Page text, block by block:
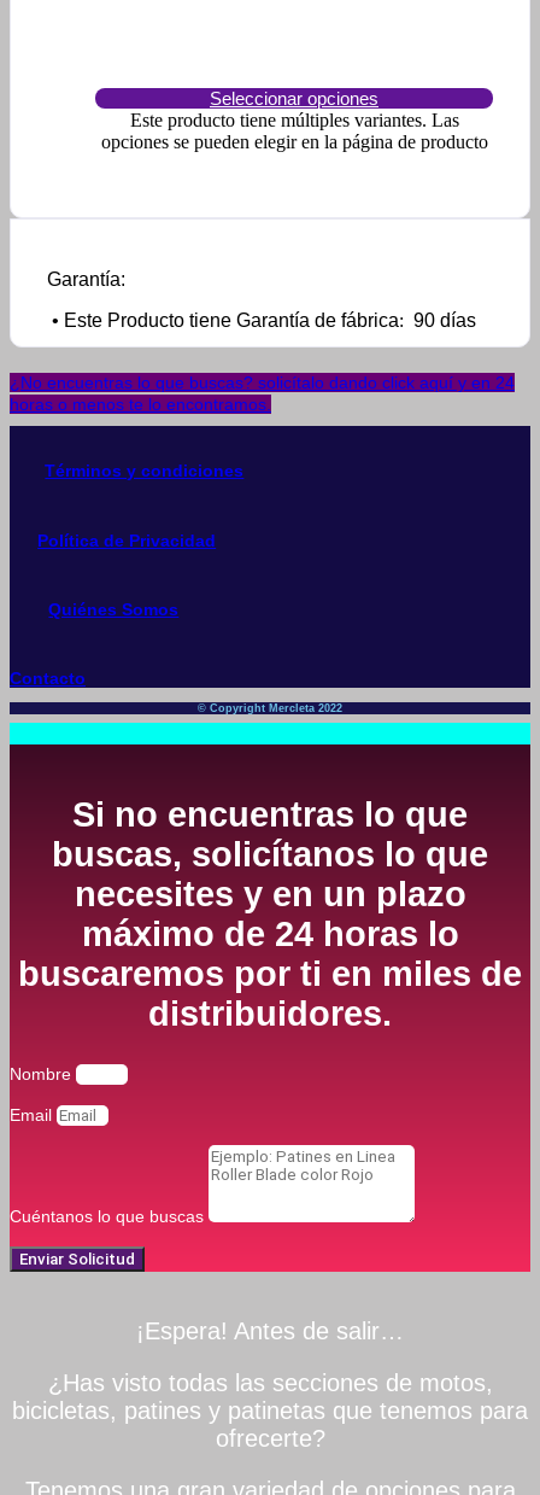
Seleccionar opciones
Este producto tiene múltiples variantes. Las
opciones se pueden elegir en la página de producto
Garantía:
• Este Producto tiene Garantía de fábrica: 90 días
¿No encuentras lo que buscas? solicítalo dando click aquí y en 24
horas o menos te lo encontramos.
Términos y condiciones
Política de Privacidad
Quiénes Somos
Contacto
© Copyright Mercleta 2022
Si no encuentras lo que
buscas, solicítanos lo que
necesites y en un plazo
máximo de 24 horas lo
buscaremos por ti en miles de
distribuidores.
Nombre
Email
Cuéntanos lo que buscas
Enviar Solicitud
¡Espera! Antes de salir…
¿Has visto todas las secciones de motos,
bicicletas, patines y patinetas que tenemos para
ofrecerte?